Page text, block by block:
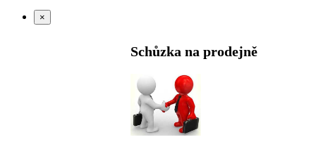
×
Schůzka na prodejně